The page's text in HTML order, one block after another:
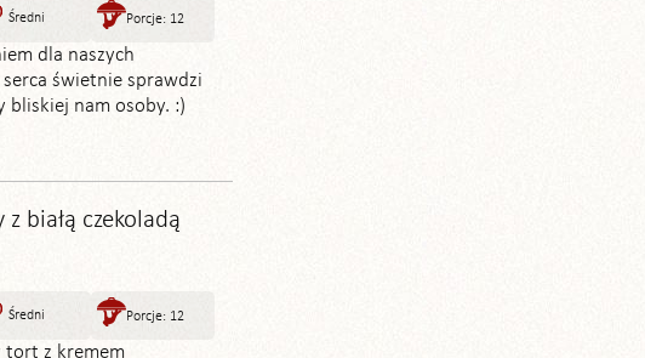
Średni Porcje: 12
dla naszych
świetnie sprawdzi
bliskiej nam osoby. :)
białą czekoladą
Średni Porcje: 12
tort z kremem